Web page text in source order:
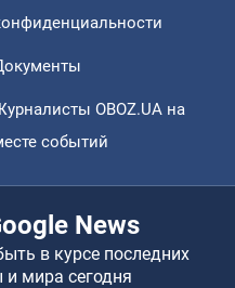
OBOZ.UA на
событий
News
в курсе последних
и мира сегодня